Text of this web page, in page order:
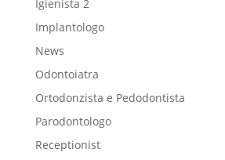
Igienista 2
Implantologo
News
Odontoiatra
Ortodonzista e Pedodontista
Parodontologo
Receptionist